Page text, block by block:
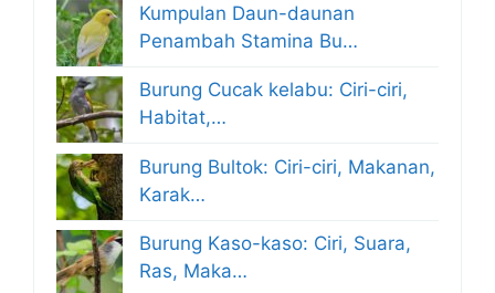
Kumpulan Daun-daunan
Penambah Stamina Bu…
Burung Cucak kelabu: Ciri-ciri,
Habitat,…
Burung Bultok: Ciri-ciri, Makanan,
Karak…
Burung Kaso-kaso: Ciri, Suara,
Ras, Maka…